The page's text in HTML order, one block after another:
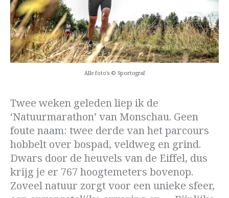
Alle foto's © Sportograf
Twee weken geleden liep ik de
‘Natuurmarathon’ van Monschau. Geen
foute naam: twee derde van het parcours
hobbelt over bospad, veldweg en grind.
Dwars door de heuvels van de Eiffel, dus
krijg je er 767 hoogtemeters bovenop.
Zoveel natuur zorgt voor een unieke sfeer,